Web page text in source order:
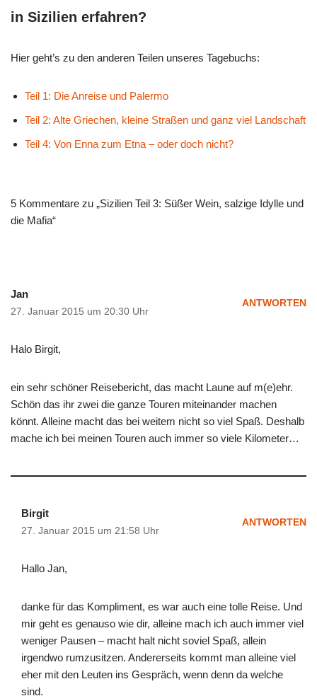
in Sizilien erfahren?
Hier geht’s zu den anderen Teilen unseres Tagebuchs:
Teil 1: Die Anreise und Palermo
Teil 2: Alte Griechen, kleine Straßen und ganz viel Landschaft
Teil 4: Von Enna zum Etna – oder doch nicht?
5 Kommentare zu „Sizilien Teil 3: Süßer Wein, salzige Idylle und
die Mafia“
Jan
27. Januar 2015 um 20:30 Uhr
ANTWORTEN
Halo Birgit,
ein sehr schöner Reisebericht, das macht Laune auf m(e)ehr.
Schön das ihr zwei die ganze Touren miteinander machen
könnt. Alleine macht das bei weitem nicht so viel Spaß. Deshalb
mache ich bei meinen Touren auch immer so viele Kilometer…
Birgit
27. Januar 2015 um 21:58 Uhr
ANTWORTEN
Hallo Jan,
danke für das Kompliment, es war auch eine tolle Reise. Und
mir geht es genauso wie dir, alleine mach ich auch immer viel
weniger Pausen – macht halt nicht soviel Spaß, allein
irgendwo rumzusitzen. Andererseits kommt man alleine viel
eher mit den Leuten ins Gespräch, wenn denn da welche
sind.